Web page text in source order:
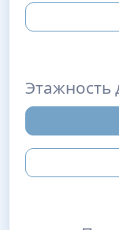
Этажность